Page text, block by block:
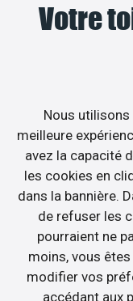
Votre
Nous
meilleure
avez la capacité
les cookies en
dans la bannière.
de refuser les
pourraient ne
moins, vous
modifier vos
accédant aux